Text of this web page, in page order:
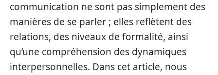
communication ne sont pas simplement des
manières de se parler ; elles reflètent des
relations, des niveaux de formalité, ainsi
qu’une compréhension des dynamiques
interpersonnelles. Dans cet article, nous